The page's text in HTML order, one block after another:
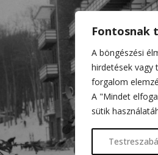
Fontosnak
A böngészési
hirdetések vagy
forgalom
A "Mindet
sütik